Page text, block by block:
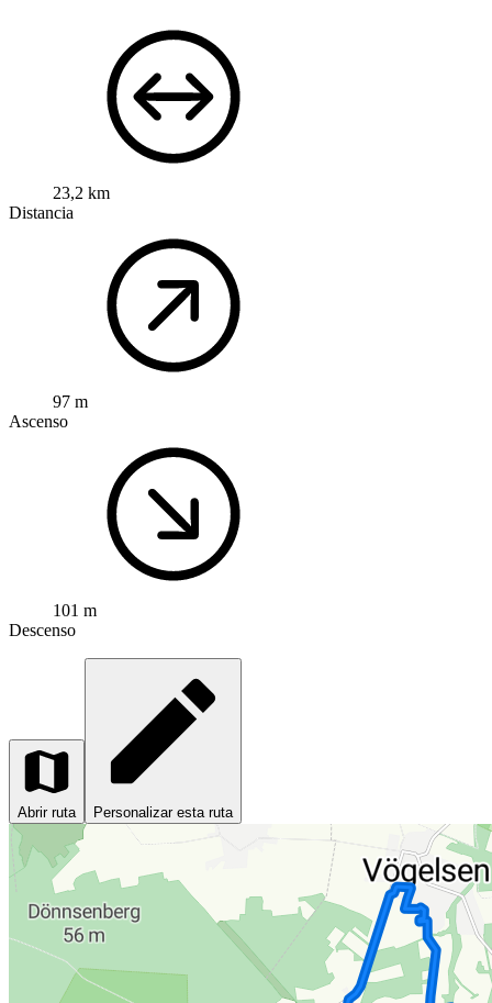
23,2 km
Distancia
97 m
Ascenso
101 m
Descenso
Abrir ruta Personalizar esta ruta